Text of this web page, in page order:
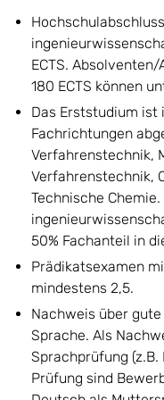
ECTS.
180 ECTS können
Das Erststudium ist
Fachrichtungen
Verfahrenstechnik,
Verfahrenstechnik,
Technische
50% Fachanteil in
Prädikatsexamen
mindestens 2,5.
Nachweis über
Sprache. Als
Sprachprüfung
Prüfung sind